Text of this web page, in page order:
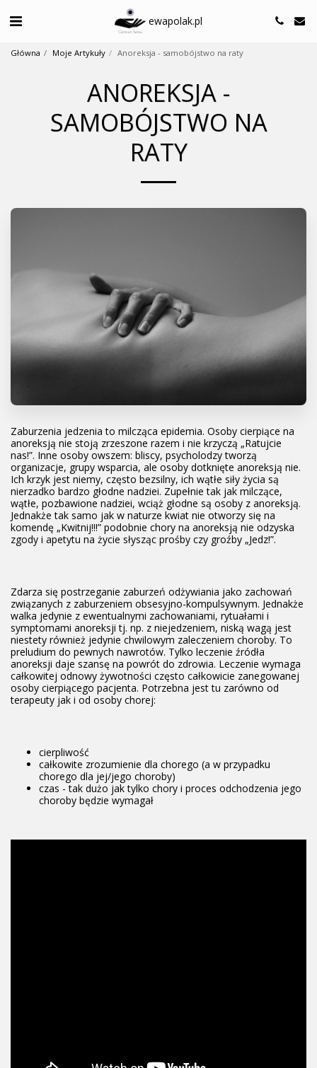
ewapolak.pl
Główna Moje Artykuły Anoreksja - samobójstwo na raty
ANOREKSJA -
SAMOBÓJSTWO NA
RATY
Zaburzenia jedzenia to milcząca epidemia. Osoby cierpiące na
anoreksją nie stoją zrzeszone razem i nie krzyczą „Ratujcie
nas!”. Inne osoby owszem: bliscy, psycholodzy tworzą
organizacje, grupy wsparcia, ale osoby dotknięte anoreksją nie.
Ich krzyk jest niemy, często bezsilny, ich wątłe siły życia są
nierzadko bardzo głodne nadziei. Zupełnie tak jak milczące,
wątłe, pozbawione nadziei, wciąż głodne są osoby z anoreksją.
Jednakże tak samo jak w naturze kwiat nie otworzy się na
komendę „Kwitnij!!!” podobnie chory na anoreksją nie odzyska
zgody i apetytu na życie słysząc prośby czy groźby „Jedz!”.
Zdarza się postrzeganie zaburzeń odżywiania jako zachowań
związanych z zaburzeniem obsesyjno-kompulsywnym. Jednakże
walka jedynie z ewentualnymi zachowaniami, rytuałami i
symptomami anoreksji tj. np. z niejedzeniem, niską wagą jest
niestety również jedynie chwilowym zaleczeniem choroby. To
preludium do pewnych nawrotów. Tylko leczenie źródła
anoreksji daje szansę na powrót do zdrowia. Leczenie wymaga
całkowitej odnowy żywotności często całkowicie zanegowanej
osoby cierpiącego pacjenta. Potrzebna jest tu zarówno od
terapeuty jak i od osoby chorej:
cierpliwość
całkowite zrozumienie dla chorego (a w przypadku
chorego dla jej/jego choroby)
czas - tak dużo jak tylko chory i proces odchodzenia jego
choroby będzie wymagał